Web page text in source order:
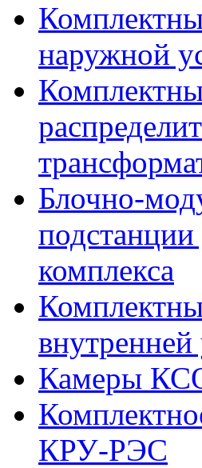
наружной
Блочно-
подстанции
комплекса
Камеры
КРУ-РЭС